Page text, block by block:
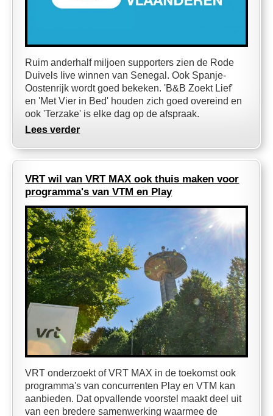
Ruim anderhalf miljoen supporters zien de Rode
Duivels live winnen van Senegal. Ook Spanje-
Oostenrijk wordt goed bekeken. 'B&B Zoekt Lief'
en 'Met Vier in Bed' houden zich goed overeind en
ook 'Terzake' is elke dag op de afspraak.
Lees verder
VRT wil van VRT MAX ook thuis maken voor
programma's van VTM en Play
VRT onderzoekt of VRT MAX in de toekomst ook
programma's van concurrenten Play en VTM kan
aanbieden. Dat opvallende voorstel maakt deel uit
van een bredere samenwerking waarmee de